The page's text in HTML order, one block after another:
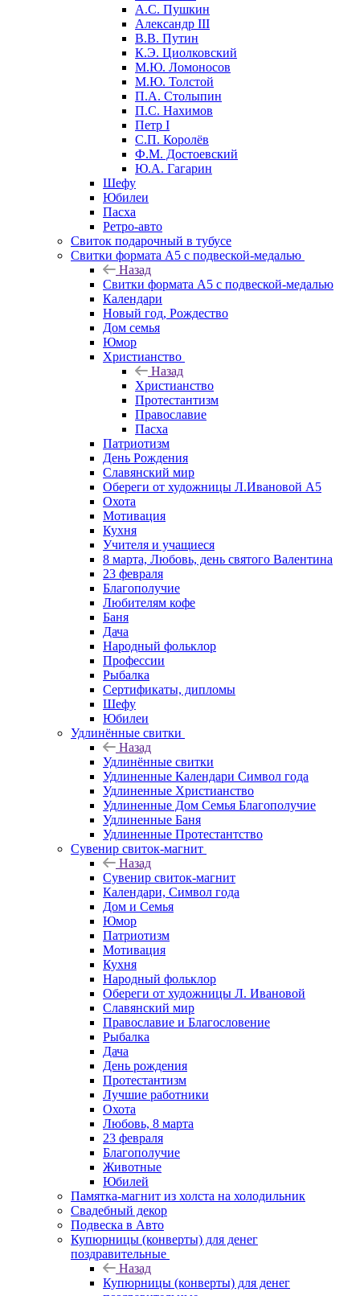
А.С. Пушкин
Александр III
В.В. Путин
К.Э. Циолковский
М.Ю. Ломоносов
М.Ю. Толстой
П.А. Столыпин
П.С. Нахимов
Петр I
С.П. Королёв
Ф.М. Достоевский
Ю.А. Гагарин
Шефу
Юбилеи
Пасха
Ретро-авто
Свиток подарочный в тубусе
Свитки формата А5 с подвеской-медалью
Назад
Свитки формата А5 с подвеской-медалью
Календари
Новый год, Рождество
Дом семья
Юмор
Христианство
Назад
Христианство
Протестантизм
Православие
Пасха
Патриотизм
День Рождения
Славянский мир
Обереги от художницы Л.Ивановой А5
Охота
Мотивация
Кухня
Учителя и учащиеся
8 марта, Любовь, день святого Валентина
23 февраля
Благополучие
Любителям кофе
Баня
Дача
Народный фольклор
Профессии
Рыбалка
Сертификаты, дипломы
Шефу
Юбилеи
Удлинённые свитки
Назад
Удлинённые свитки
Удлиненные Календари Символ года
Удлиненные Христианство
Удлиненные Дом Семья Благополучие
Удлиненные Баня
Удлиненные Протестантство
Сувенир свиток-магнит
Назад
Сувенир свиток-магнит
Календари, Символ года
Дом и Семья
Юмор
Патриотизм
Мотивация
Кухня
Народный фольклор
Обереги от художницы Л. Ивановой
Славянский мир
Православие и Благословение
Рыбалка
Дача
День рождения
Протестантизм
Лучшие работники
Охота
Любовь, 8 марта
23 февраля
Благополучие
Животные
Юбилей
Памятка-магнит из холста на холодильник
Свадебный декор
Подвеска в Авто
Купюрницы (конверты) для денег
поздравительные
Назад
Купюрницы (конверты) для денег